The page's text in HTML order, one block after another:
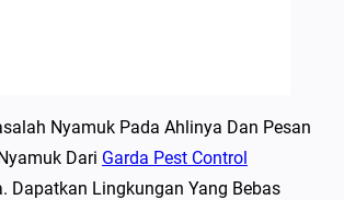
Nyamuk Pada Ahlinya Dan Pesan
Dari Garda Pest Control
Dapatkan Lingkungan Yang Bebas